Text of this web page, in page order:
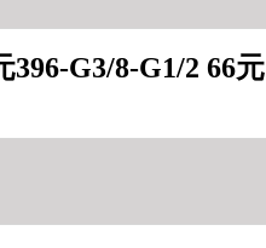
396-G3/8-G1/2 66元